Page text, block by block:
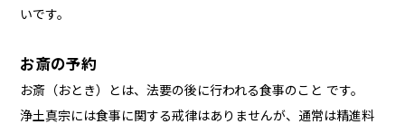
いです。
お斎の予約
お斎（おとき）とは、法要の後に行われる食事のこと です。
浄土真宗には食事に関する戒律はありませんが、通常は精進料